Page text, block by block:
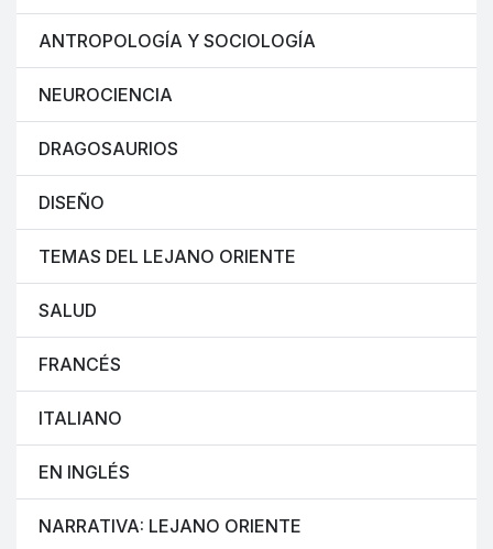
ANTROPOLOGÍA Y SOCIOLOGÍA
NEUROCIENCIA
DRAGOSAURIOS
DISEÑO
TEMAS DEL LEJANO ORIENTE
SALUD
FRANCÉS
ITALIANO
EN INGLÉS
NARRATIVA: LEJANO ORIENTE